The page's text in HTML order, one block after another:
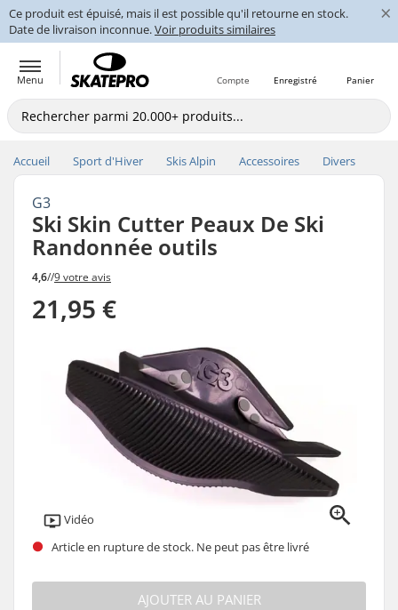
Ce produit est épuisé, mais il est possible qu'il retourne en stock.
Date de livraison inconnue.Voir produits similaires
×
Menu Panier
Enregistré
Compte
Accueil Sport d'Hiver Skis Alpin Accessoires Divers
G3
Ski Skin Cutter Peaux De Ski
Randonnée outils
4,6//9 votre avis
21,95 €
Vidéo
Article en rupture de stock. Ne peut pas être livré
AJOUTER AU PANIER